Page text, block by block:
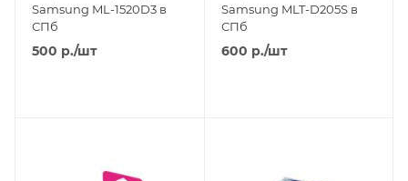
Samsung ML-1520D3 в
СПб
500 р./шт
Samsung MLT-D205S в
СПб
600 р./шт